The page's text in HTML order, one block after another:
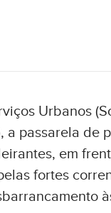
Urbanos
a passarela de
em
fortes